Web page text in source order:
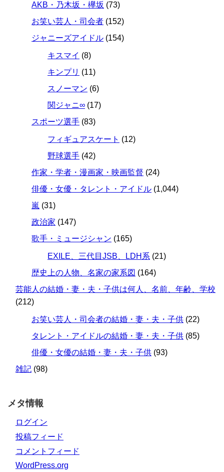
AKB・乃木坂・欅坂 (73)
お笑い芸人・司会者 (152)
ジャニーズアイドル (154)
キスマイ (8)
キンプリ (11)
スノーマン (6)
関ジャニ∞ (17)
スポーツ選手 (83)
フィギュアスケート (12)
野球選手 (42)
作家・学者・漫画家・映画監督 (24)
俳優・女優・タレント・アイドル (1,044)
嵐 (31)
政治家 (147)
歌手・ミュージシャン (165)
EXILE、三代目JSB、LDH系 (21)
歴史上の人物、名家の家系図 (164)
芸能人の結婚・妻・夫・子供は何人、名前、年齢、学校
(212)
お笑い芸人・司会者の結婚・妻・夫・子供 (22)
タレント・アイドルの結婚・妻・夫・子供 (85)
俳優・女優の結婚・妻・夫・子供 (93)
雑記 (98)
メタ情報
ログイン
投稿フィード
コメントフィード
WordPress.org